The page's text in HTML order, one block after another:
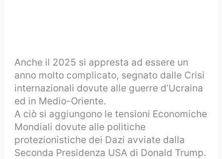
Anche il 2025 si appresta ad essere un
anno molto complicato, segnato dalle Crisi
internazionali dovute alle guerre d’Ucraina
ed in Medio-Oriente.
A ciò si aggiungono le tensioni Economiche
Mondiali dovute alle politiche
protezionistiche dei Dazi avviate dalla
Seconda Presidenza USA di Donald Trump.